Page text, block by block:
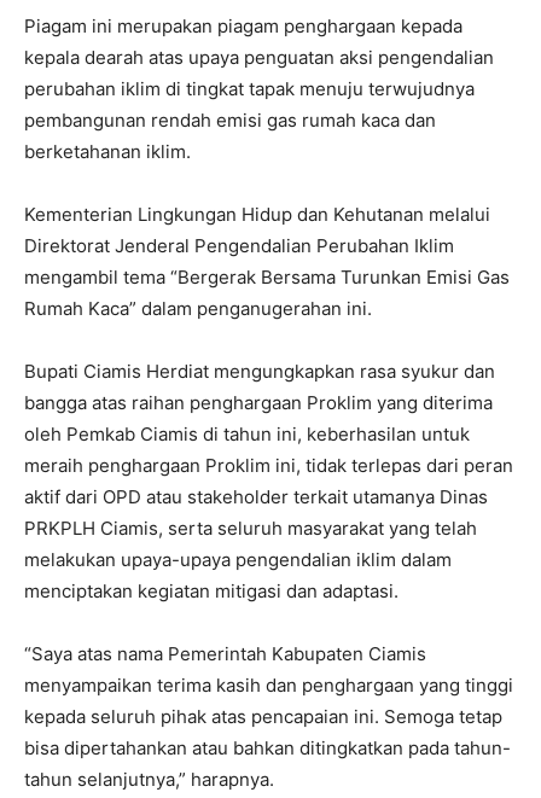
Piagam ini merupakan piagam penghargaan kepada
kepala dearah atas upaya penguatan aksi pengendalian
perubahan iklim di tingkat tapak menuju terwujudnya
pembangunan rendah emisi gas rumah kaca dan
berketahanan iklim.
Kementerian Lingkungan Hidup dan Kehutanan melalui
Direktorat Jenderal Pengendalian Perubahan Iklim
mengambil tema “Bergerak Bersama Turunkan Emisi Gas
Rumah Kaca” dalam penganugerahan ini.
Bupati Ciamis Herdiat mengungkapkan rasa syukur dan
bangga atas raihan penghargaan Proklim yang diterima
oleh Pemkab Ciamis di tahun ini, keberhasilan untuk
meraih penghargaan Proklim ini, tidak terlepas dari peran
aktif dari OPD atau stakeholder terkait utamanya Dinas
PRKPLH Ciamis, serta seluruh masyarakat yang telah
melakukan upaya-upaya pengendalian iklim dalam
menciptakan kegiatan mitigasi dan adaptasi.
“Saya atas nama Pemerintah Kabupaten Ciamis
menyampaikan terima kasih dan penghargaan yang tinggi
kepada seluruh pihak atas pencapaian ini. Semoga tetap
bisa dipertahankan atau bahkan ditingkatkan pada tahun-
tahun selanjutnya,” harapnya.